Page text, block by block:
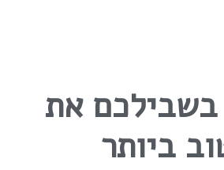
בשבילכם את
ביותר